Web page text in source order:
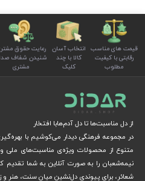
قیمت های مناسب
رقابتی با کیفیت
مطلوب
انتخاب آسان
کالا با چند
کلیک
رعایت حقوق
شنیدن شفاف
مشتری
از دل مناسبت‌ها تا دل آدم‌هابا افتخار
در مجموعه فرهنگی دیدار می‌کوشیم با
متنوع از محصولات ویژه‌ی مناسبت‌های ملی
نیمه‌شعبان را به صورت آنلاین به شما تقدیم
شعائر، برای پیوندی دل‌نشین میان سنت، هنر و